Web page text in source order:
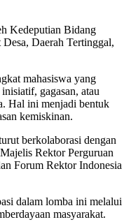
Kedeputian Bidang
Daerah Tertinggal,
mahasiswa yang
gagasan, atau
Hal ini menjadi bentuk
kemiskinan.
berkolaborasi dengan
Rektor Perguruan
Forum Rektor Indonesia
dalam lomba ini melalui
masyarakat.